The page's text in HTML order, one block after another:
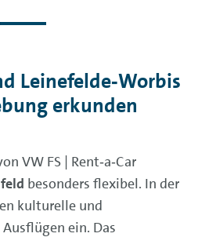
Leinefelde‑Worbis
erkunden
VW FS | Rent‑a‑Car
besonders flexibel. In der
kulturelle und
ein. Das